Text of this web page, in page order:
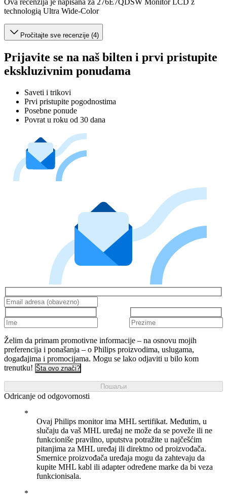
technologią Ultra Wide-Color
Pročitajte sve recenzije (4)
Prijavite se na naš bilten i prvi pristupite
ekskluzivnim ponudama
Saveti i trikovi
Prvi pristupite pogodnostima
Posebne ponude
Povrat u roku od 30 dana
Želim da primam promotivne informacije – na osnovu mojih
preferencija i ponašanja – o Philips proizvodima, uslugama,
događajima i promocijama. Mogu se lako odjaviti u bilo kom
trenutku! Šta ovo znači?
Пошаљи
Odricanje od odgovornosti
Ovaj Philips monitor ima MHL sertifikat. Međutim, u
slučaju da vaš MHL uređaj ne može da se poveže ili ne
funkcioniše pravilno, uputstva potražite u najčešćim
pitanjima za MHL uređaj ili direktno od proizvođača.
Smernice proizvođača uređaja mogu da zahtevaju da
kupite MHL kabl ili adapter određene marke da bi veza
funkcionisala.